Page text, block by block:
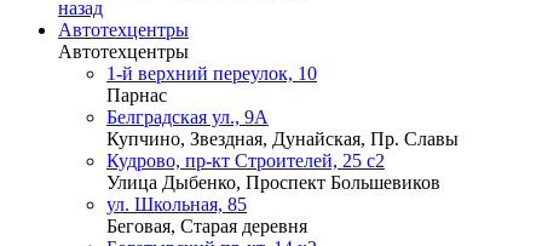
назад
Автотехцентры
Автотехцентры
1-й верхний переулок, 10
Парнас
Белградская ул., 9А
Купчино, Звездная, Дунайская, Пр. Славы
Кудрово, пр-кт Строителей, 25 с2
Улица Дыбенко, Проспект Большевиков
ул. Школьная, 85
Беговая, Старая деревня